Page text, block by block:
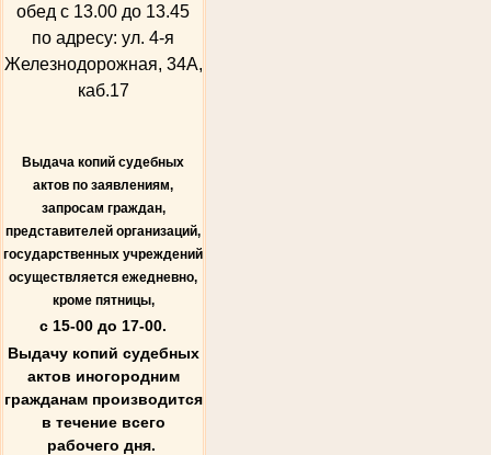
обед с 13.00 до 13.45
по адресу: ул. 4-я
Железнодорожная, 34А,
каб.17
Выдача копий судебных
актов по заявлениям,
запросам граждан,
представителей организаций,
государственных учреждений
осуществляется ежедневно,
кроме пятницы,
с 15-00 до 17-00.
Выдачу копий судебных
актов иногородним
гражданам производится
в течение всего
рабочего дня.